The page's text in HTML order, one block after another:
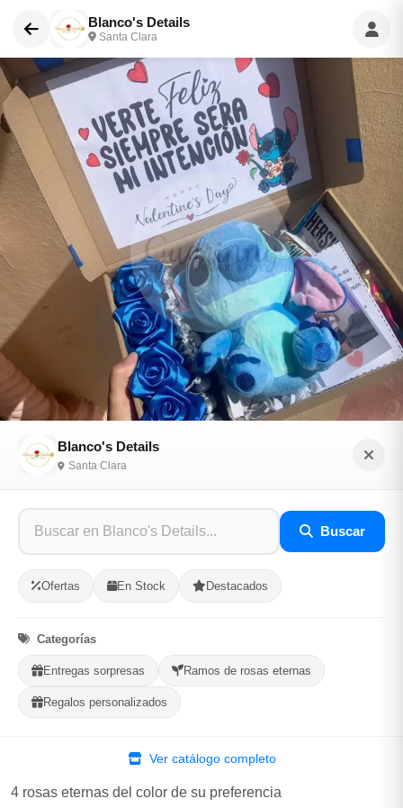
Blanco's Details
Santa Clara
Blanco's Details
Santa Clara
Buscar
Ofertas En Stock Destacados
Categorías
Entregas sorpresas Ramos de rosas eternas
Regalos personalizados
Ver catálogo completo
Caja sorpresa con Stich y rosas eternas
Sé el primero en opinar
SKU: BLAN-5F6878E2
$9,300.00
En Stock
4 rosas eternas del color de su preferencia